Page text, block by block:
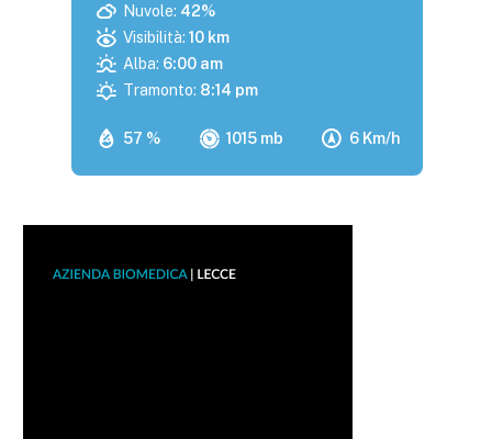
57 % 1015 mb 6 Km/h
Nuvole: 42%
Visibilità: 10 km
Alba: 6:00 am
Tramonto: 8:14 pm